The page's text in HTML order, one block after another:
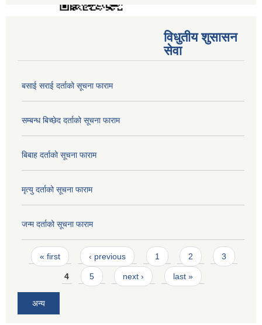
विधुतीय शुसासन
सेवा
बसाई सराई दर्ताको सूचना फाराम
सम्बन्ध बिच्छेद दर्ताको सूचना फाराम
बिबाह दर्ताको सूचना फाराम
मृत्यु दर्ताको सूचना फाराम
जन्म दर्ताको सूचना फाराम
Pages
« first ‹ previous 1 2 3
4 5 next › last »
अन्य